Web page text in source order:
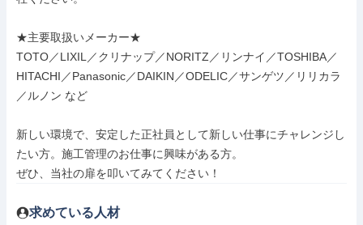
★主要取扱いメーカー★
TOTO／LIXIL／クリナップ／NORITZ／リンナイ／TOSHIBA／
HITACHI／Panasonic／DAIKIN／ODELIC／サンゲツ／リリカラ
／ルノン など
新しい環境で、安定した正社員として新しい仕事にチャレンジし
たい方。施工管理のお仕事に興味がある方。
ぜひ、当社の扉を叩いてみてください！
求めている人材